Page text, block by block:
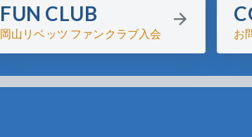
FUN CLUB
岡山リベッツ ファンクラブ入会 お